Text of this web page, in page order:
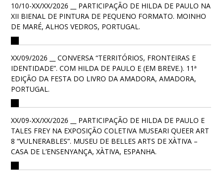
10/10-XX/XX/2026 __ PARTICIPAÇÃO DE HILDA DE PAULO NA
XII BIENAL DE PINTURA DE PEQUENO FORMATO. MOINHO
DE MARÉ, ALHOS VEDROS, PORTUGAL.
XX/09/2026 __ CONVERSA “TERRITÓRIOS, FRONTEIRAS E
IDENTIDADE”. COM HILDA DE PAULO E (EM BREVE.). 11ª
EDIÇÃO DA FESTA DO LIVRO DA AMADORA, AMADORA,
PORTUGAL.
XX/09-XX/XX/2026 __ PARTICIPAÇÃO DE HILDA DE PAULO E
TALES FREY NA EXPOSIÇÃO COLETIVA MUSEARI QUEER ART
8 “VULNERABLES”. MUSEU DE BELLES ARTS DE XÀTIVA –
CASA DE L’ENSENYANÇA, XÀTIVA, ESPANHA.